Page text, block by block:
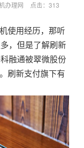
办理网 点击： 313
使用经历，那听
，但是了解刷新
融通被翠微股份
刷新支付旗下有